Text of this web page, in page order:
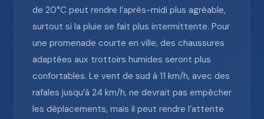
de 20°C peut rendre l’après-midi plus agréable,
surtout si la pluie se fait plus intermittente. Pour
une promenade courte en ville, des chaussures
adaptées aux trottoirs humides seront plus
confortables. Le vent de sud à 11 km/h, avec des
rafales jusqu’à 24 km/h, ne devrait pas empêcher
les déplacements, mais il peut rendre l’attente